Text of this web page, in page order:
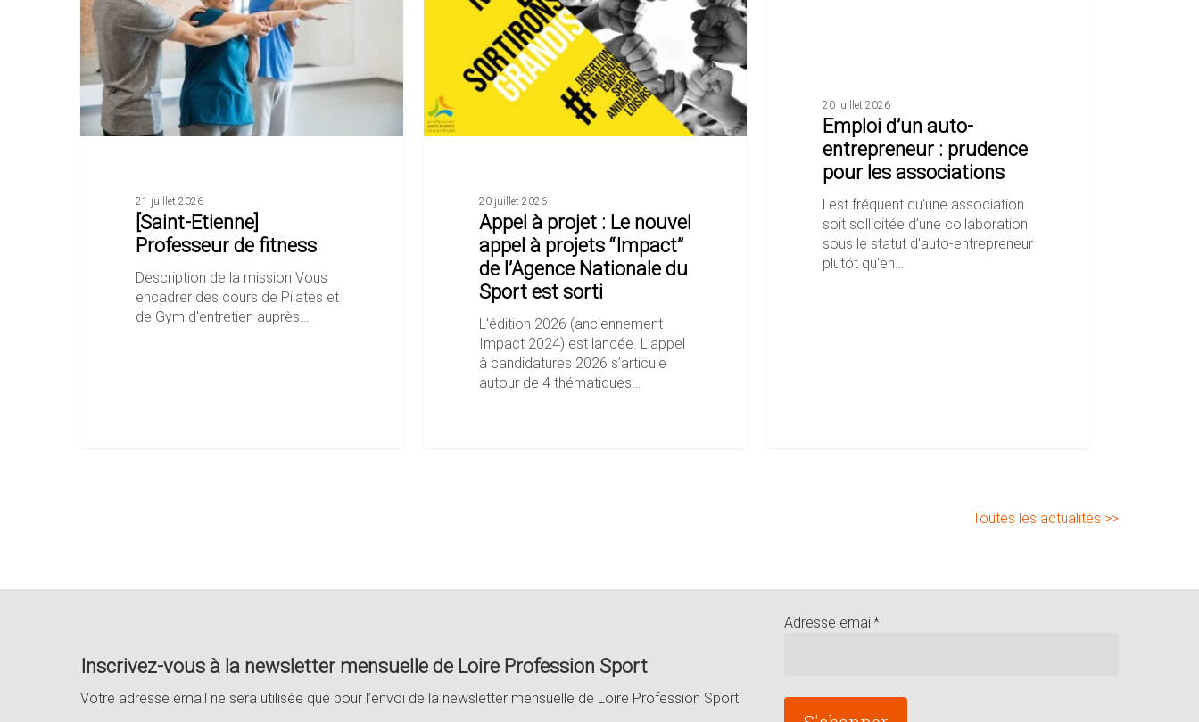
fitness
21 juillet 2026
[Saint-Etienne]
Professeur de fitness
Description de la mission Vous
encadrer des cours de Pilates et
de Gym d'entretien auprès…
projets
“Impact”
de
20 juillet 2026
Appel à projet : Le nouvel
appel à projets “Impact”
de l’Agence Nationale du
Sport est sorti
L'édition 2026 (anciennement
Impact 2024) est lancée. L’appel
à candidatures 2026 s’articule
autour de 4 thématiques…
20 juillet 2026
Emploi d’un auto-
entrepreneur : prudence
pour les associations
l est fréquent qu'une association
soit sollicitée d’une collaboration
sous le statut d'auto-entrepreneur
plutôt qu'en…
Toutes les actualités >>
Inscrivez-vous à la newsletter mensuelle de Loire Profession Sport
Votre adresse email ne sera utilisée que pour l’envoi de la newsletter mensuelle de Loire Profession Sport
Adresse email*